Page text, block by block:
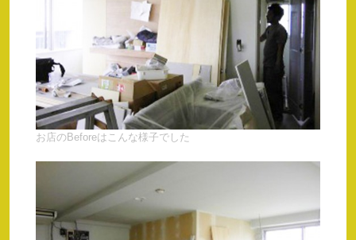
お店のBeforeはこんな様子でした